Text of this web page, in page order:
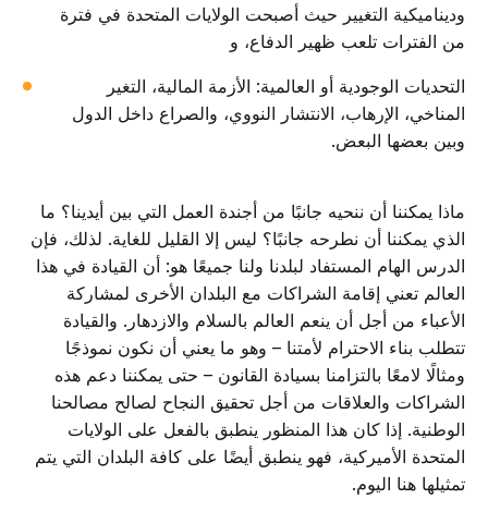
وديناميكية التغيير حيث أصبحت الولايات المتحدة في فترة
من الفترات تلعب ظهير الدفاع، و
التحديات الوجودية أو العالمية: الأزمة المالية، التغير
المناخي، الإرهاب، الانتشار النووي، والصراع داخل الدول
وبين بعضها البعض.
ماذا يمكننا أن ننحيه جانبًا من أجندة العمل التي بين أيدينا؟ ما
الذي يمكننا أن نطرحه جانبًا؟ ليس إلا القليل للغاية. لذلك، فإن
الدرس الهام المستفاد لبلدنا ولنا جميعًا هو: أن القيادة في هذا
العالم تعني إقامة الشراكات مع البلدان الأخرى لمشاركة
الأعباء من أجل أن ينعم العالم بالسلام والازدهار. والقيادة
تتطلب بناء الاحترام لأمتنا – وهو ما يعني أن نكون نموذجًا
ومثالًا لامعًا بالتزامنا بسيادة القانون – حتى يمكننا دعم هذه
الشراكات والعلاقات من أجل تحقيق النجاح لصالح مصالحنا
الوطنية. إذا كان هذا المنظور ينطبق بالفعل على الولايات
المتحدة الأميركية، فهو ينطبق أيضًا على كافة البلدان التي يتم
تمثيلها هنا اليوم.